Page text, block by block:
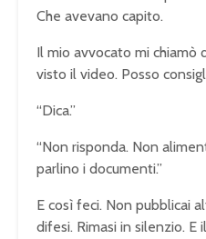
Che avevano capito.
Il mio avvocato mi chiamò
visto il video. Posso
“Dica.”
“Non risponda. Non
parlino i documenti.”
E così feci. Non pubblicai
difesi. Rimasi in silenzio. E